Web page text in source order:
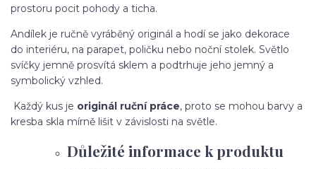
prostoru pocit pohody a ticha.
Andílek je ručně vyráběný originál a hodí se jako dekorace
do interiéru, na parapet, poličku nebo noční stolek. Světlo
svíčky jemně prosvítá sklem a podtrhuje jeho jemný a
symbolický vzhled.
Každý kus je originál ruční práce, proto se mohou barvy a
kresba skla mírně lišit v závislosti na světle.
Důležité informace k produktu